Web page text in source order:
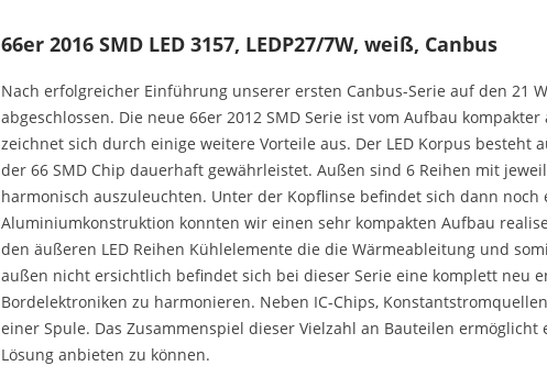
66er 2016 SMD LED 3157, LEDP27/7W, weiß, Canbus
Nach erfolgreicher Einführung unserer ersten Canbus-Serie auf den 21
abgeschlossen. Die neue 66er 2012 SMD Serie ist vom Aufbau
zeichnet sich durch einige weitere Vorteile aus. Der LED Korpus
der 66 SMD Chip dauerhaft gewährleistet. Außen sind 6 Reihen mit
harmonisch auszuleuchten. Unter der Kopflinse befindet sich dann
Aluminiumkonstruktion konnten wir einen sehr kompakten Aufbau
den äußeren LED Reihen Kühlelemente die die Wärmeableitung und
außen nicht ersichtlich befindet sich bei dieser Serie eine komplett neu
Bordelektroniken zu harmonieren. Neben IC-Chips,
einer Spule. Das Zusammenspiel dieser Vielzahl an Bauteilen
Lösung anbieten zu können.